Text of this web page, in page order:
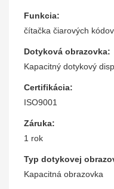
Funkcia:
čítačka čiarových kódov
Dotyková obrazovka:
Kapacitný dotykový
Certifikácia:
ISO9001
Záruka:
1 rok
Typ dotykovej
Kapacitná obrazovka